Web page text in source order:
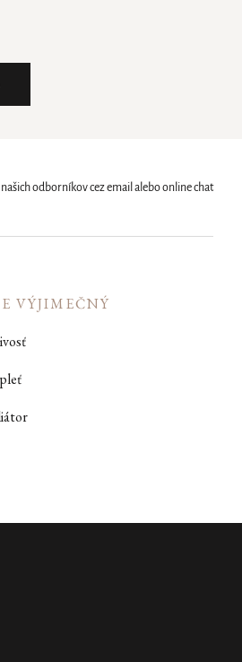
odborníkov cez email alebo online chat
VÝJIMEČNÝ